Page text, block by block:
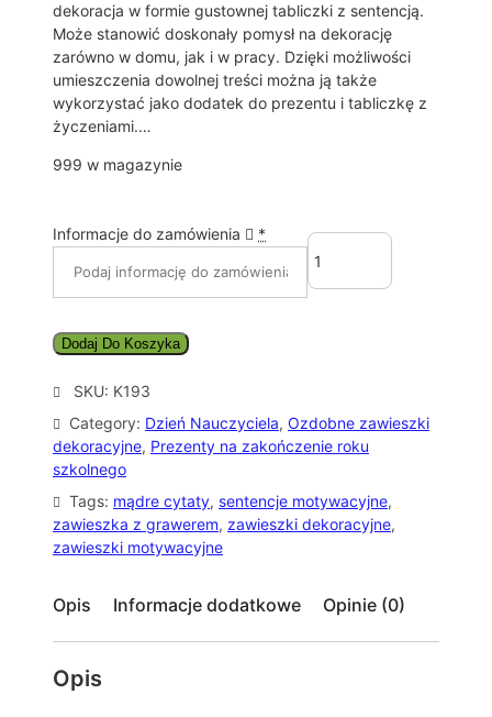
dekoracja w formie gustownej tabliczki z sentencją.
Może stanowić doskonały pomysł na dekorację
zarówno w domu, jak i w pracy. Dzięki możliwości
umieszczenia dowolnej treści można ją także
wykorzystać jako dodatek do prezentu i tabliczkę z
życzeniami.…
999 w magazynie
Informacje do zamówienia *
i
o
i
e
z
k
Dodaj Do Koszyka
SKU: K193
Category: Dzień Nauczyciela, Ozdobne zawieszki
dekoracyjne, Prezenty na zakończenie roku
szkolnego
Tags: mądre cytaty, sentencje motywacyjne
zawieszka z grawerem, zawieszki dekoracyjne
zawieszki motywacyjne
Opis Informacje dodatkowe Opinie (0)
Opis